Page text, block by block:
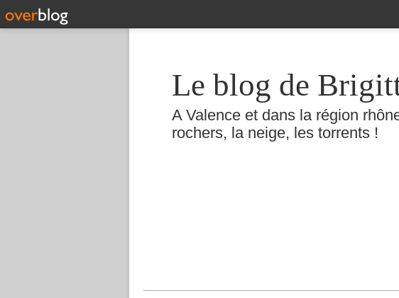
Le blog de
A Valence et dans la région
rochers, la neige, les torrents !